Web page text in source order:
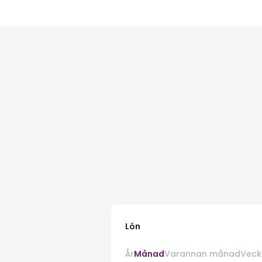
Lön
ÅrMånadVarannan månad